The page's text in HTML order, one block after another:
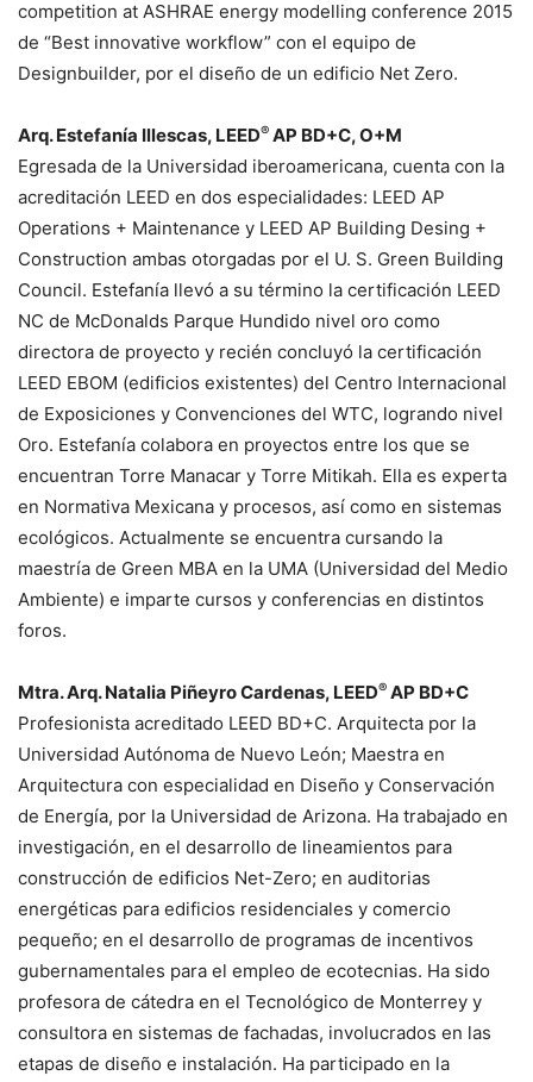
competition at ASHRAE energy modelling conference 2015
de “Best innovative workflow” con el equipo de
Designbuilder, por el diseño de un edificio Net Zero.
Arq. Estefanía Illescas, LEED® AP BD+C, O+M
Egresada de la Universidad iberoamericana, cuenta con la
acreditación LEED en dos especialidades: LEED AP
Operations + Maintenance y LEED AP Building Desing +
Construction ambas otorgadas por el U. S. Green Building
Council. Estefanía llevó a su término la certificación LEED
NC de McDonalds Parque Hundido nivel oro como
directora de proyecto y recién concluyó la certificación
LEED EBOM (edificios existentes) del Centro Internacional
de Exposiciones y Convenciones del WTC, logrando nivel
Oro. Estefanía colabora en proyectos entre los que se
encuentran Torre Manacar y Torre Mitikah. Ella es experta
en Normativa Mexicana y procesos, así como en sistemas
ecológicos. Actualmente se encuentra cursando la
maestría de Green MBA en la UMA (Universidad del Medio
Ambiente) e imparte cursos y conferencias en distintos
foros.
Mtra. Arq. Natalia Piñeyro Cardenas, LEED® AP BD+C
Profesionista acreditado LEED BD+C. Arquitecta por la
Universidad Autónoma de Nuevo León; Maestra en
Arquitectura con especialidad en Diseño y Conservación
de Energía, por la Universidad de Arizona. Ha trabajado en
investigación, en el desarrollo de lineamientos para
construcción de edificios Net-Zero; en auditorias
energéticas para edificios residenciales y comercio
pequeño; en el desarrollo de programas de incentivos
gubernamentales para el empleo de ecotecnias. Ha sido
profesora de cátedra en el Tecnológico de Monterrey y
consultora en sistemas de fachadas, involucrados en las
etapas de diseño e instalación. Ha participado en la